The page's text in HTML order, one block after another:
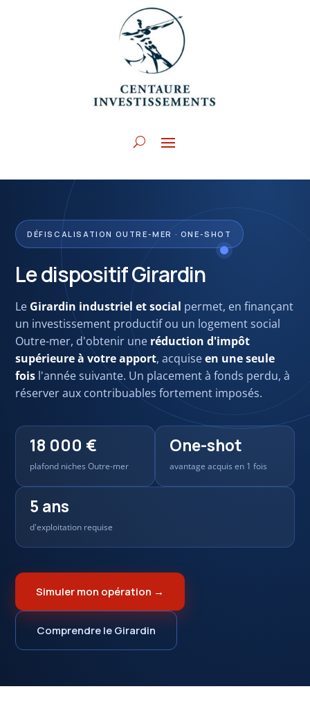
DÉFISCALISATION OUTRE-MER · ONE-SHOT
Le dispositif Girardin
Le Girardin industriel et social permet, en finançant
un investissement productif ou un logement social
Outre-mer, d'obtenir une réduction d'impôt
supérieure à votre apport, acquiseen une seule
fois l'année suivante. Un placement à fonds perdu, à
réserver aux contribuables fortement imposés.
18 000 €
plafond niches Outre-mer
One-shot
avantage acquis en 1 fois
5 ans
d'exploitation requise
Simuler mon opération →
Comprendre le Girardin